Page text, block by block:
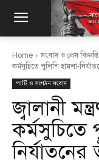
Home সংবাদ ও প্রেস বিজ্ঞপ্তি
কর্মসুচিতে পুলিশি হামলা-
পার্টি ও সংগঠন সংবাদ
জ্বালানী
কর্মসুচিতে
নির্যাতনের